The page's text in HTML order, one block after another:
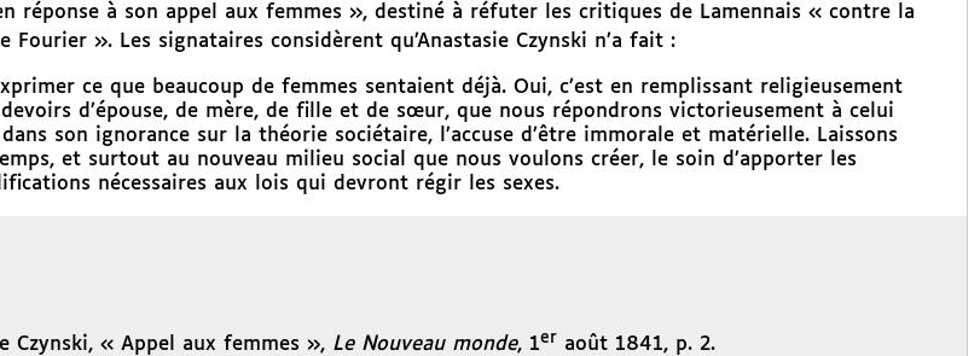
réponse à son appel aux femmes », destiné à réfuter les critiques de Lamennais « contre la
Fourier ». Les signataires considèrent qu’Anastasie Czynski n’a fait :
ce que beaucoup de femmes sentaient déjà. Oui, c’est en remplissant religieusement
d’épouse, de mère, de fille et de sœur, que nous répondrons victorieusement à celui
son ignorance sur la théorie sociétaire, l’accuse d’être immorale et matérielle. Laissons
et surtout au nouveau milieu social que nous voulons créer, le soin d’apporter les
nécessaires aux lois qui devront régir les sexes.
Czynski, « Appel aux femmes », Le Nouveau monde, 1er août 1841, p. 2.